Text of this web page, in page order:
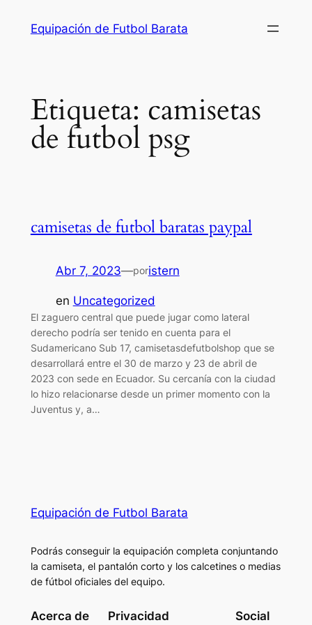
Equipación de Futbol Barata
Etiqueta: camisetas
de futbol psg
camisetas de futbol baratas paypal
Abr 7, 2023—poristern
en Uncategorized
El zaguero central que puede jugar como lateral
derecho podría ser tenido en cuenta para el
Sudamericano Sub 17, camisetasdefutbolshop que se
desarrollará entre el 30 de marzo y 23 de abril de
2023 con sede en Ecuador. Su cercanía con la ciudad
lo hizo relacionarse desde un primer momento con la
Juventus y, a…
Equipación de Futbol Barata
Podrás conseguir la equipación completa conjuntando
la camiseta, el pantalón corto y los calcetines o medias
de fútbol oficiales del equipo.
Acerca de Privacidad Social